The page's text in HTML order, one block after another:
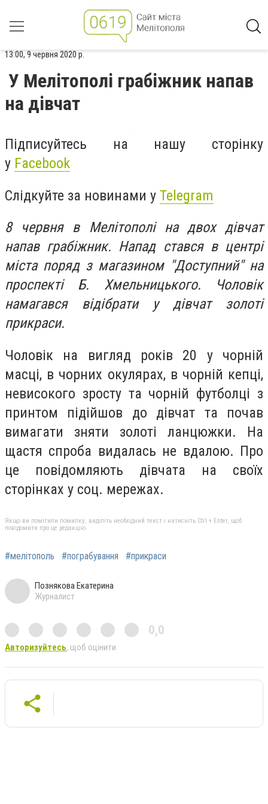
13:00, 9 червня 2020 р.
У Мелітополі грабіжник напав
на дівчат
Підписуйтесь на нашу сторінку
у Facebook
Слідкуйте за новинами у Telegram
8 червня в Мелітополі на двох дівчат
напав грабіжник. Напад стався в центрі
міста поряд з магазином "Доступний" на
проспекті Б. Хмельницького. Чоловік
намагався відібрати у дівчат золоті
прикраси.
Чоловік на вигляд років 20 у чорній
масці, в чорних окулярах, в чорній кепці,
невисокого зросту та чорній футболці з
принтом підійшов до дівчат та почав
вимагати зняти золоті ланцюжки. На
щастя спроба видалась не вдалою. Про
це повідомляють дівчата на своїх
сторінках у соц. мережах.
Якщо ви помітили помилку, виділіть необхідний текст і натисніть Ctrl + Enter, щоб
повідомити про це редакцію
#мелітополь #пограбування #прикраси
Познякова Екатерина
Журналист
0,0
Авторизуйтесь, щоб оцінити